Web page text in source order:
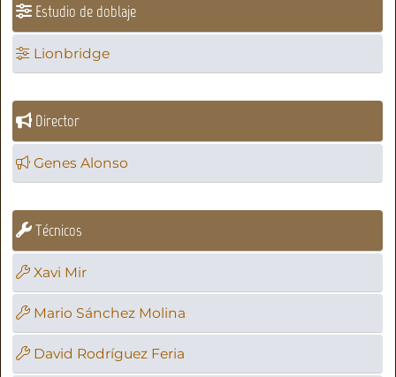
Estudio de doblaje
Lionbridge
Director
Genes Alonso
Técnicos
Xavi Mir
Mario Sánchez Molina
David Rodríguez Feria